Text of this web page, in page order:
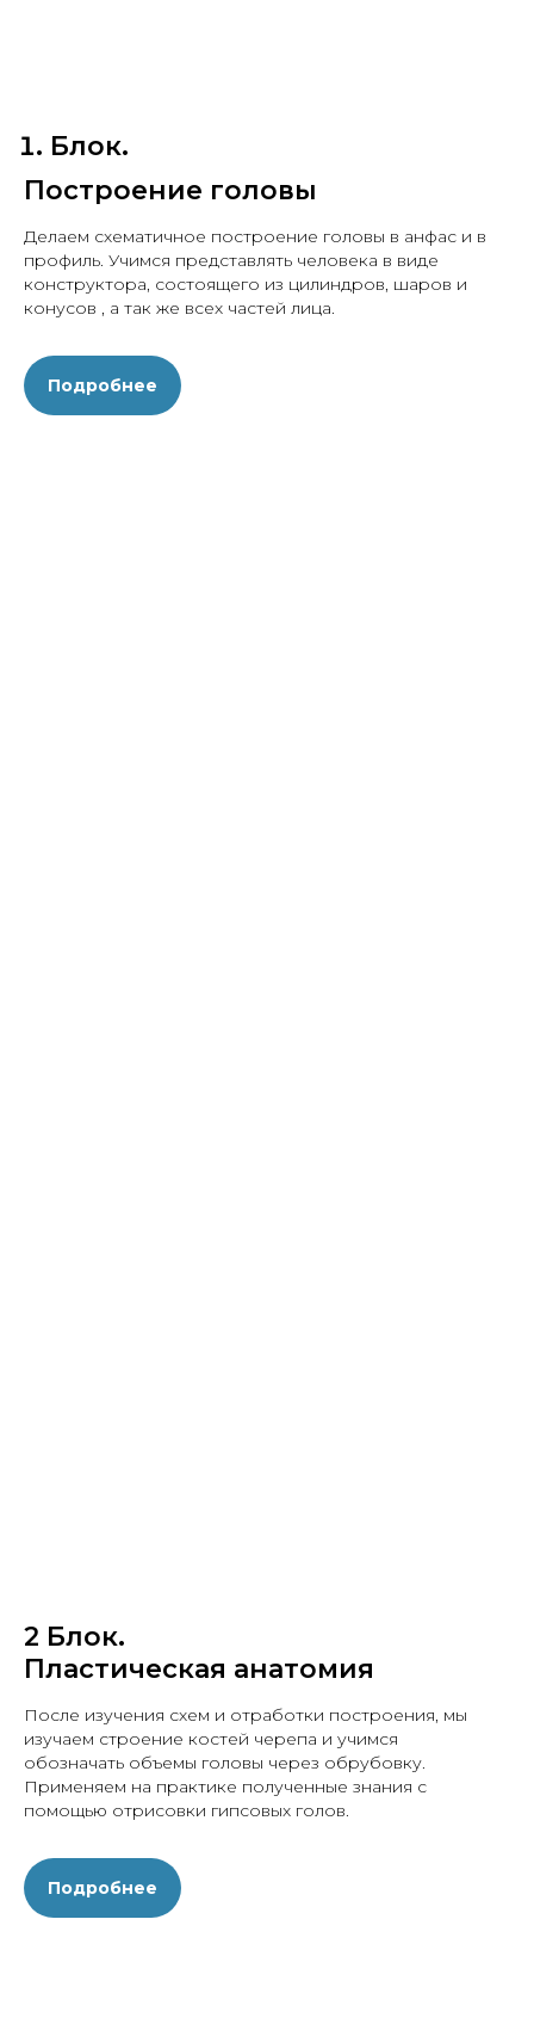
Блок.
Построение головы
Делаем схематичное построение головы в анфас и в
профиль. Учимся представлять человека в виде
конструктора, состоящего из цилиндров, шаров и
конусов , а так же всех частей лица.
Подробнее
2 Блок.
Пластическая анатомия
После изучения схем и отработки построения, мы
изучаем строение костей черепа и учимся
обозначать объемы головы через обрубовку.
Применяем на практике полученные знания с
помощью отрисовки гипсовых голов.
Подробнее